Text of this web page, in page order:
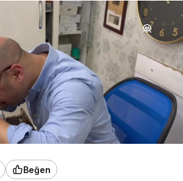
Beğen